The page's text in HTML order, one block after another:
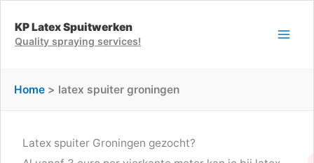
naarKP Latex Spuitwerken
Quality spraying services!
Home latex spuiter groningen
Latex spuiter Groningen gezocht?